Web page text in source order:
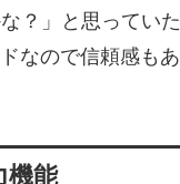
？」と思ってい
なので信頼感も
機能